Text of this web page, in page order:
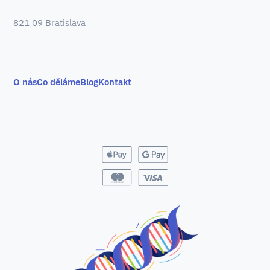
821 09 Bratislava
O násCo dělámeBlogKontakt